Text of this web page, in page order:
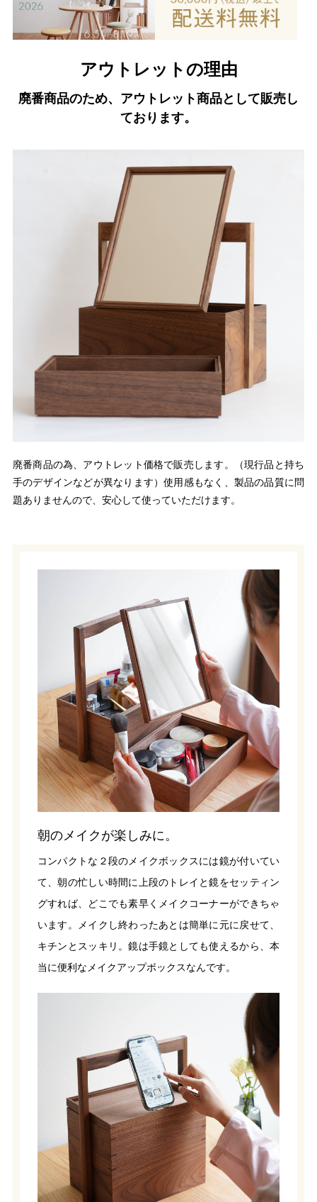
アウトレットの理由
廃番商品のため、アウトレット商品として販売し
ております。
廃番商品の為、アウトレット価格で販売します。（現行品と持ち
手のデザインなどが異なります）使用感もなく、製品の品質に問
題ありませんので、安心して使っていただけます。
朝のメイクが楽しみに。
コンパクトな２段のメイクボックスには鏡が付いてい
て、朝の忙しい時間に上段のトレイと鏡をセッティン
グすれば、どこでも素早くメイクコーナーができちゃ
います。メイクし終わったあとは簡単に元に戻せて、
キチンとスッキリ。鏡は手鏡としても使えるから、本
当に便利なメイクアップボックスなんです。